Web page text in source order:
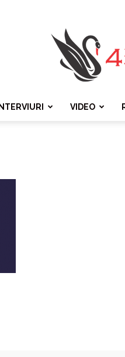
INTERVIURI VIDEO